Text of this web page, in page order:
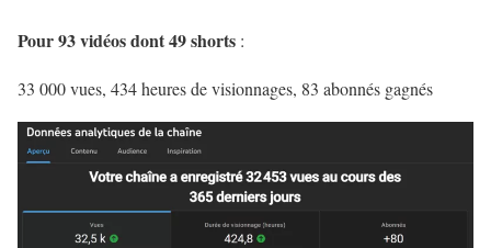
Pour 93 vidéos dont 49 shorts :
33 000 vues, 434 heures de visionnages, 83 abonnés gagnés